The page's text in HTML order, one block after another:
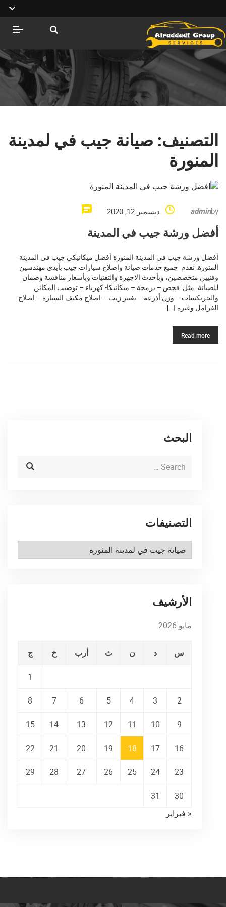
التصنيف: صيانة جيب في لمدينة
المنورة
by
admin ديسمبر 12, 2020
أفضل ورشة جيب في المدينة
أفضل ورشة جيب في المدينة المنورة أفضل ميكانيكي جيب في المدينة
المنورة: نقدم جميع خدمات صيانة واصلاح سيارات جيب بأيدي مهندسين
وفنيين متخصصين، وبأحدث الاجهزة والتقنيات وبأسعار منافسة وضمان
للصيانة. مثل: فحص – برمجة – ميكانيكا- كهرباء – توضيب المكائن
والجربكسات – وزن أذرعة – تغيير زيت – اصلاح مكيف السيارة – اصلاح
الفرامل وغيره […]
Read more
البحث
التصنيفات
التصنيفات
الأرشيف
مايو 2026
س د ن ث أرب خ ج
1
2
3
4
5
6
7
8
9
10
11
12
13
14
15
16
17
18
19
20
21
22
23
24
25
26
27
28
29
30
31
« فبراير